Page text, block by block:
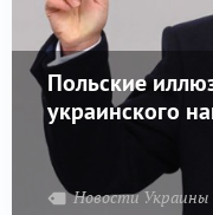
Польские
украинского
Новости Украины